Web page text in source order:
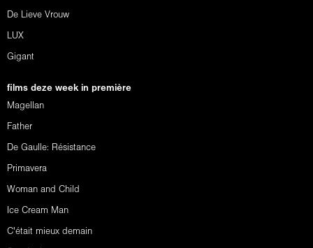
De Lieve Vrouw
LUX
Gigant
films deze week in première
Magellan
Father
De Gaulle: Résistance
Primavera
Woman and Child
Ice Cream Man
C'était mieux demain